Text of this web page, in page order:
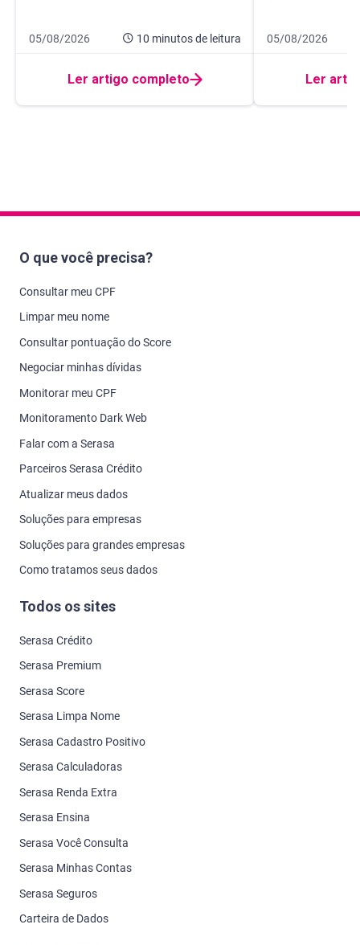
Data de publicação 5 de agosto de 2026
05/08/2026 10 minutosde leitura
10 minutos de leitura
Ler artigo completo
Data de
05/08/2026
14 minutos de
Ler
O que você precisa?
Consultar meu CPF
Limpar meu nome
Consultar pontuação do Score
Negociar minhas dívidas
Monitorar meu CPF
Monitoramento Dark Web
Falar com a Serasa
Parceiros Serasa Crédito
Atualizar meus dados
Soluções para empresas
Soluções para grandes empresas
Como tratamos seus dados
Todos os sites
Serasa Crédito
Serasa Premium
Serasa Score
Serasa Limpa Nome
Serasa Cadastro Positivo
Serasa Calculadoras
Serasa Renda Extra
Serasa Ensina
Serasa Você Consulta
Serasa Minhas Contas
Serasa Seguros
Carteira de Dados